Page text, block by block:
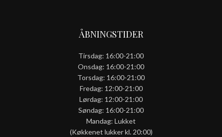
ÅBNINGSTIDER
Tirsdag: 16:00-21:00
Onsdag: 16:00-21:00
Torsdag: 16:00-21:00
Fredag: 12:00-21:00
Lørdag: 12:00-21:00
Søndag: 16:00-21:00
Mandag: Lukket
(Køkkenet lukker kl. 20:00)